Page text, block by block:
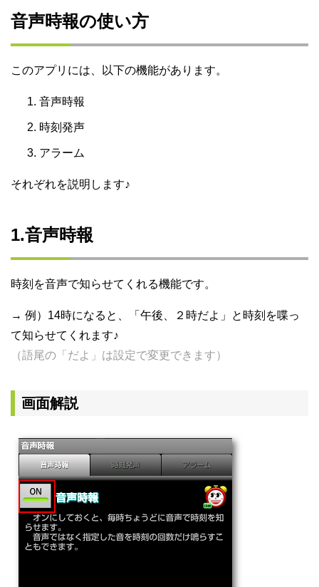
音声時報の使い方
このアプリには、以下の機能があります。
音声時報
時刻発声
アラーム
それぞれを説明します♪
1.音声時報
時刻を音声で知らせてくれる機能です。
→ 例）14時になると、「午後、２時だよ」と時刻を喋っ
て知らせてくれます♪
（語尾の「だよ」は設定で変更できます）
画面解説